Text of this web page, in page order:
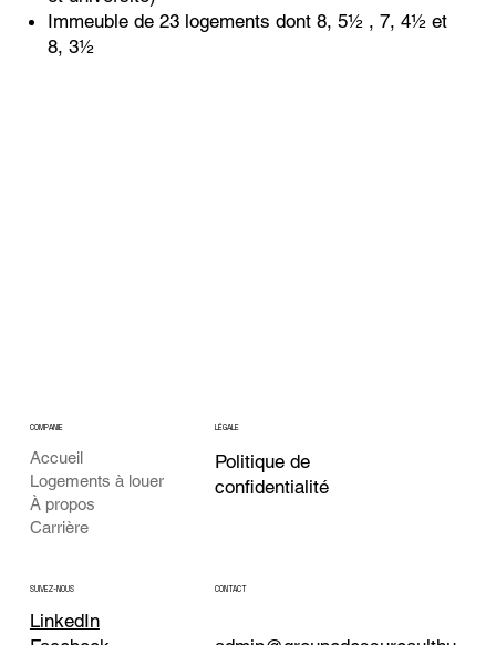
Immeuble de 23 logements dont 8, 5½ , 7, 4½ et
8, 3½
COMPANIE
Accueil
Logements à louer
À propos
Carrière
LÉGALE
Politique de
confidentialité
SUIVEZ-NOUS
LinkedIn
CONTACT